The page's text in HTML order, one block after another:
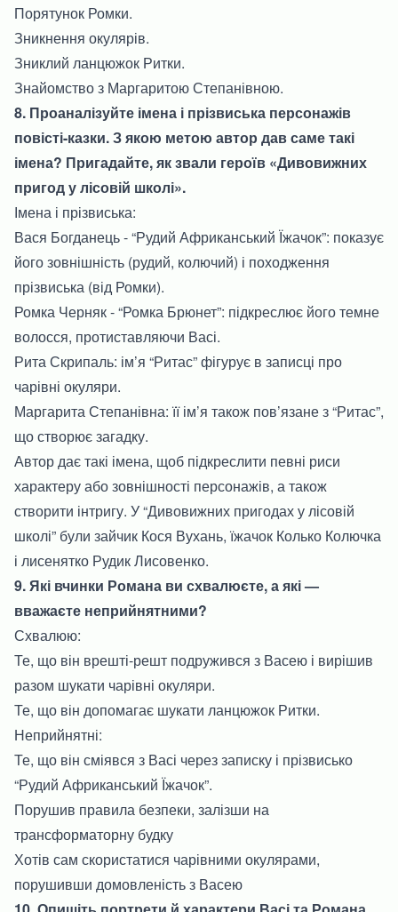
Порятунок Ромки.
Зникнення окулярів.
Зниклий ланцюжок Ритки.
Знайомство з Маргаритою Степанівною.
8. Проаналізуйте імена і прізвиська персонажів
повісті-казки. З якою метою автор дав саме такі
імена? Пригадайте, як звали героїв «Дивовижних
пригод у лісовій школі».
Імена і прізвиська:
Вася Богданець - “Рудий Африканський Їжачок”: показує
його зовнішність (рудий, колючий) і походження
прізвиська (від Ромки).
Ромка Черняк - “Ромка Брюнет”: підкреслює його темне
волосся, протиставляючи Васі.
Рита Скрипаль: ім’я “Ритас” фігурує в записці про
чарівні окуляри.
Маргарита Степанівна: її ім’я також пов’язане з “Ритас”,
що створює загадку.
Автор дає такі імена, щоб підкреслити певні риси
характеру або зовнішності персонажів, а також
створити інтригу. У “Дивовижних пригодах у лісовій
школі” були зайчик Кося Вухань, їжачок Колько Колючка
і лисенятко Рудик Лисовенко.
9. Які вчинки Романа ви схвалюєте, а які —
вважаєте неприйнятними?
Схвалюю:
Те, що він врешті-решт подружився з Васею і вирішив
разом шукати чарівні окуляри.
Те, що він допомагає шукати ланцюжок Ритки.
Неприйнятні:
Те, що він сміявся з Васі через записку і прізвисько
“Рудий Африканський Їжачок”.
Порушив правила безпеки, залізши на
трансформаторну будку
Хотів сам скористатися чарівними окулярами,
порушивши домовленість з Васею